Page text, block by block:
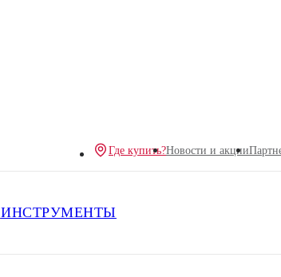
Где купить?Новости и акции
ИНСТРУМЕНТЫ